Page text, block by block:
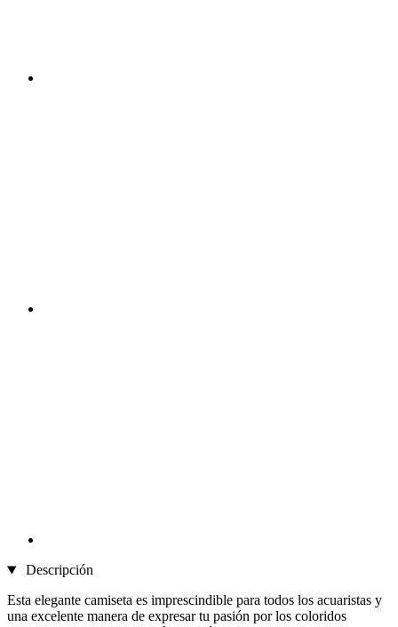
Descripción
Esta elegante camiseta es imprescindible para todos los acuaristas y
una excelente manera de expresar tu pasión por los coloridos